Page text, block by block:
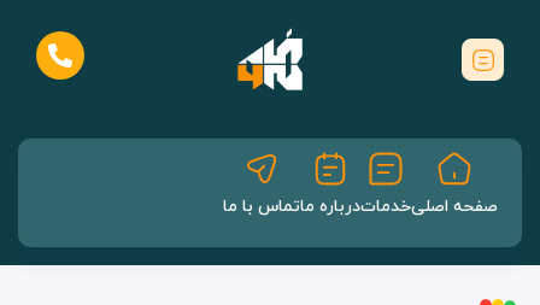
صفحه اصلیخدماتدرباره ماتماس با ما